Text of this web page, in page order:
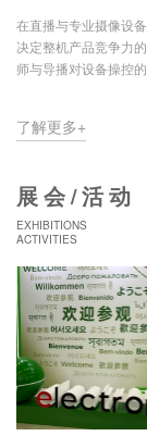
在直播与专业摄像设
决定整机产品竞争力
师与导播对设备操控的
了解更多+
展会/活动
EXHIBITIONS
ACTIVITIES